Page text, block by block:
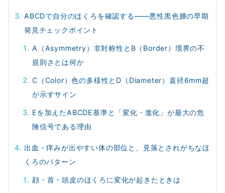
ABCDで自分のほくろを確認する――悪性黒色腫の早期
発見チェックポイント
A（Asymmetry）非対称性とB（Border）境界の不
規則さとは何か
C（Color）色の多様性とD（Diameter）直径6mm超
が示すサイン
Eを加えたABCDE基準と「変化・進化」が最大の危
険信号である理由
出血・痒みが出やすい体の部位と、見落とされがちなほ
くろのパターン
顔・首・頭皮のほくろに変化が起きたときは